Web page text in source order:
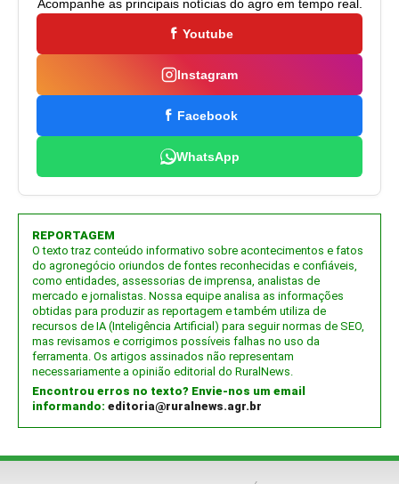
Acompanhe as principais notícias do agro em tempo real.
Youtube
Instagram
Facebook
WhatsApp
REPORTAGEM
O texto traz conteúdo informativo sobre acontecimentos e fatos
do agronegócio oriundos de fontes reconhecidas e confiáveis,
como entidades, assessorias de imprensa, analistas de
mercado e jornalistas. Nossa equipe analisa as informações
obtidas para produzir as reportagem e também utiliza de
recursos de IA (Inteligência Artificial) para seguir normas de SEO,
mas revisamos e corrigimos possíveis falhas no uso da
ferramenta. Os artigos assinados não representam
necessariamente a opinião editorial do RuralNews.
Encontrou erros no texto? Envie-nos um email
informando: editoria@ruralnews.agr.br